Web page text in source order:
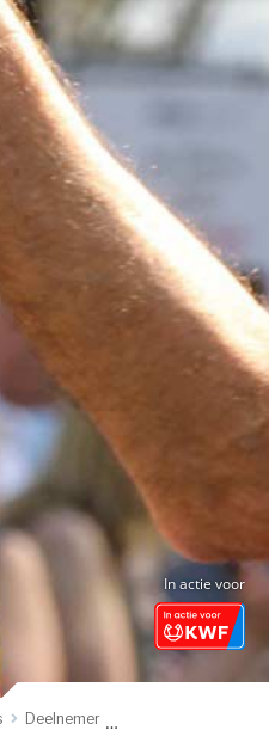
In actie voor
Deelnemer